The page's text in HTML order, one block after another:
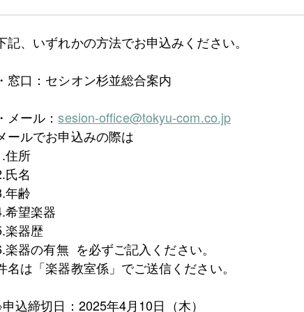
記、いずれかの方法でお申込みください。
窓口：セシオン杉並総合案内
メール：sesion-office@tokyu-com.co.jp
ールでお申込みの際は
住所
氏名
年齢
希望楽器
楽器歴
楽器の有無 を必ずご記入ください。
名は「楽器教室係」でご送信ください。
込締切日：2025年4月10日（木）